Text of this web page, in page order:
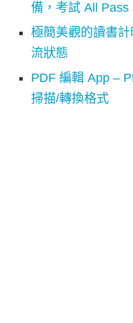
備，考試 All Pass
極簡美觀的讀書
流狀態
PDF 編輯 App –
掃描/轉換格式